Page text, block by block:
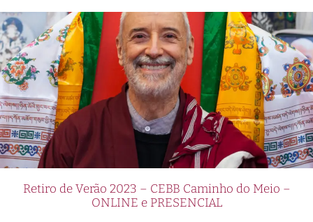
Retiro de Verão 2023 – CEBB Caminho do Meio –
ONLINE e PRESENCIAL